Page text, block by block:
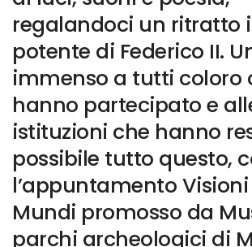
regalandoci un ritratto
potente di Federico II.
immenso a tutti coloro
hanno partecipato e
istituzioni che hanno
possibile tutto questo,
l’appuntamento
Mundi promosso da
parchi archeologici di